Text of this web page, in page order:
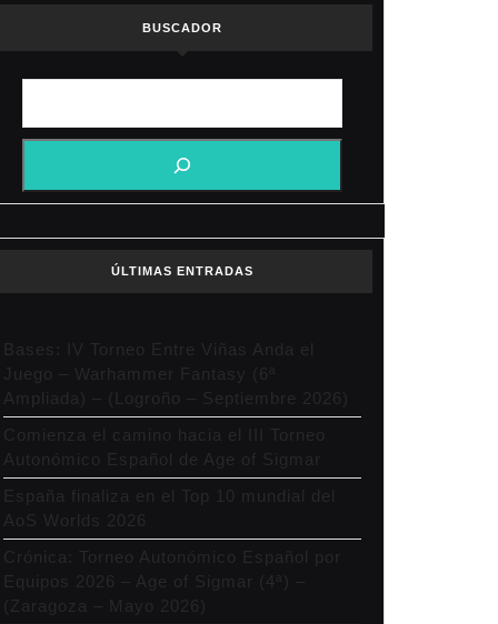
BUSCADOR
ÚLTIMAS ENTRADAS
Bases: IV Torneo Entre Viñas Anda el
Juego – Warhammer Fantasy (6ª
Ampliada) – (Logroño – Septiembre 2026)
Comienza el camino hacia el III Torneo
Autonómico Español de Age of Sigmar
España finaliza en el Top 10 mundial del
AoS Worlds 2026
Crónica: Torneo Autonómico Español por
Equipos 2026 – Age of Sigmar (4ª) –
(Zaragoza – Mayo 2026)